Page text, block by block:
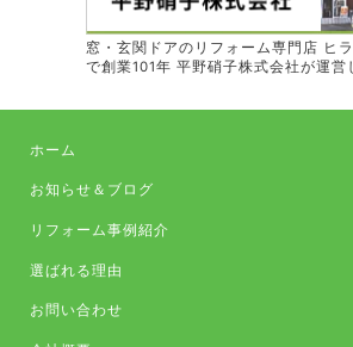
窓・玄関ドアのリフォーム専門店 ヒ
で創業101年 平野硝子株式会社が運営
ホーム
お知らせ＆ブログ
リフォーム事例紹介
選ばれる理由
お問い合わせ